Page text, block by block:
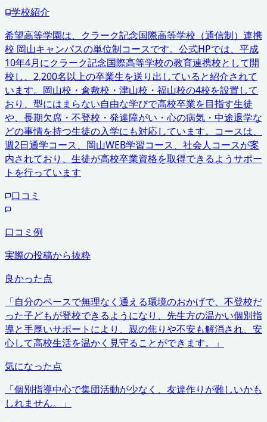
学校紹介
希望高等学園は、クラーク記念国際高等学校（通信制）連携
校 岡山キャンパスの単位制コースです。公式HPでは、平成
10年4月にクラーク記念国際高等学校の教育連携校として開
校し、2,200名以上の卒業生を送り出していると紹介されて
います。岡山校・倉敷校・津山校・福山校の4校を設置して
おり、型にはまらない自由な学びで高校卒業を目指す生徒
や、長期欠席・不登校・発達障がい・心の病気・中途退学な
どの事情を持つ生徒の入学にも対応しています。コースは、
週2日通学コース、岡山WEB学習コース、社会人コースが案
内されており、生徒が高校卒業資格を取得できるようサポー
トを行っています
口コミ
口コミ例
実際の投稿から抜粋
良かった点
「自分のペースで無理なく通える環境のおかげで、不登校だ
った子どもが登校できるようになり、先生方の温かい個別指
導と手厚いサポートにより、親の焦りや不安も解消され、安
心して高校生活を温かく見守ることができます。
」
気になった点
「個別指導中心で集団活動が少なく、友達作りが難しいかも
しれません。
」